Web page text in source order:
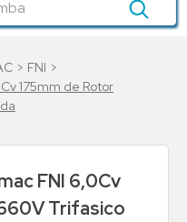
FNI
175mm de Rotor
FNI 6,0Cv
Trifasico